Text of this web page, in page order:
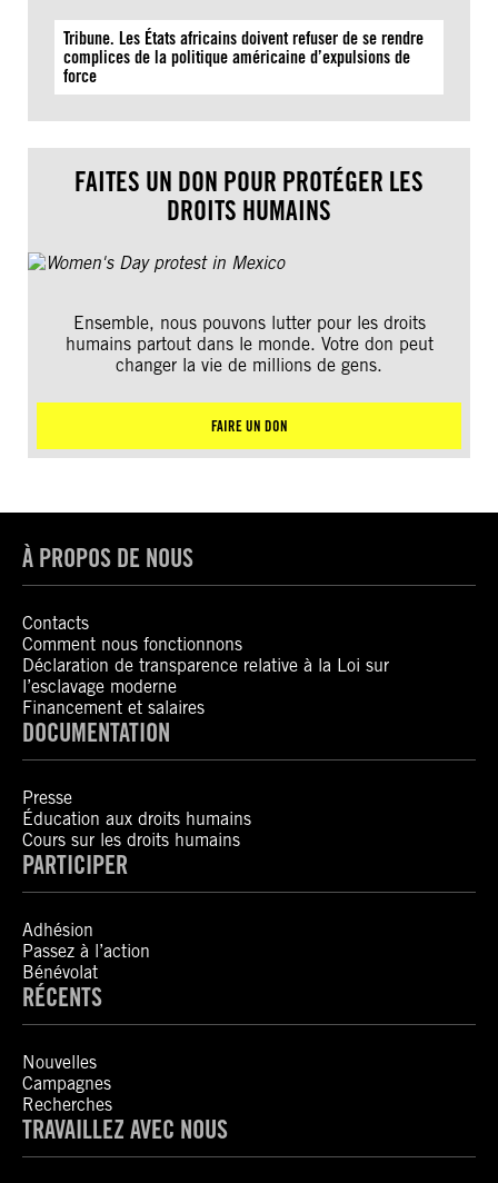
Tribune. Les États africains doivent refuser de se rendre
complices de la politique américaine d’expulsions de
force
FAITES UN DON POUR PROTÉGER LES
DROITS HUMAINS
Ensemble, nous pouvons lutter pour les droits
humains partout dans le monde. Votre don peut
changer la vie de millions de gens.
FAIRE UN DON
À PROPOS DE NOUS
Contacts
Comment nous fonctionnons
Déclaration de transparence relative à la Loi sur
l’esclavage moderne
Financement et salaires
DOCUMENTATION
Presse
Éducation aux droits humains
Cours sur les droits humains
PARTICIPER
Adhésion
Passez à l’action
Bénévolat
RÉCENTS
Nouvelles
Campagnes
Recherches
TRAVAILLEZ AVEC NOUS